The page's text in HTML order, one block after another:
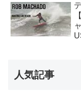
人気記事